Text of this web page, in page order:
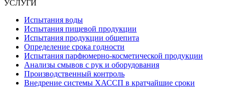
УСЛУГИ
Испытания воды
Испытания пищевой продукции
Испытания продукции общепита
Определение срока годности
Испытания парфюмерно-косметической продукции
Анализы смывов с рук и оборудования
Производственный контроль
Внедрение системы ХАССП в кратчайшие сроки